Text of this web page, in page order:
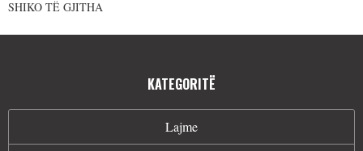
SHIKO TË GJITHA
KATEGORITË
Lajme